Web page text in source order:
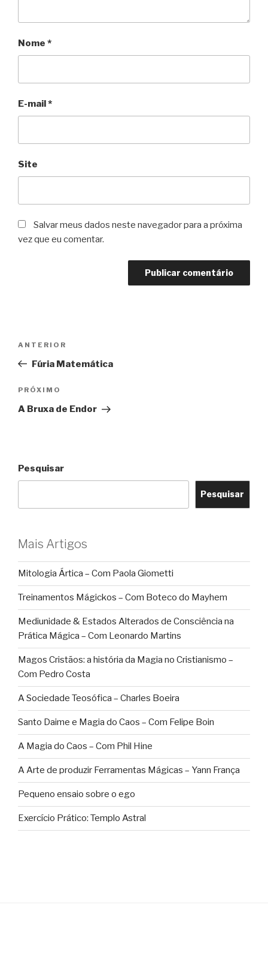
Nome *
E-mail*
Site
Salvar meus dados neste navegador para a próxima
vez que eu comentar.
Post
Post
anterior
ANTERIOR
Fúria Matemática
Próximo
post
PRÓXIMO
A Bruxa de Endor
Pesquisar
Pesquisar
Mais Artigos
Mitologia Ártica – Com Paola Giometti
Treinamentos Mágickos – Com Boteco do Mayhem
Mediunidade & Estados Alterados de Consciência na
Prática Mágica – Com Leonardo Martins
Magos Cristãos: a história da Magia no Cristianismo –
Com Pedro Costa
A Sociedade Teosófica – Charles Boeira
Santo Daime e Magia do Caos – Com Felipe Boin
A Magia do Caos – Com Phil Hine
A Arte de produzir Ferramentas Mágicas – Yann França
Pequeno ensaio sobre o ego
Exercício Prático: Templo Astral